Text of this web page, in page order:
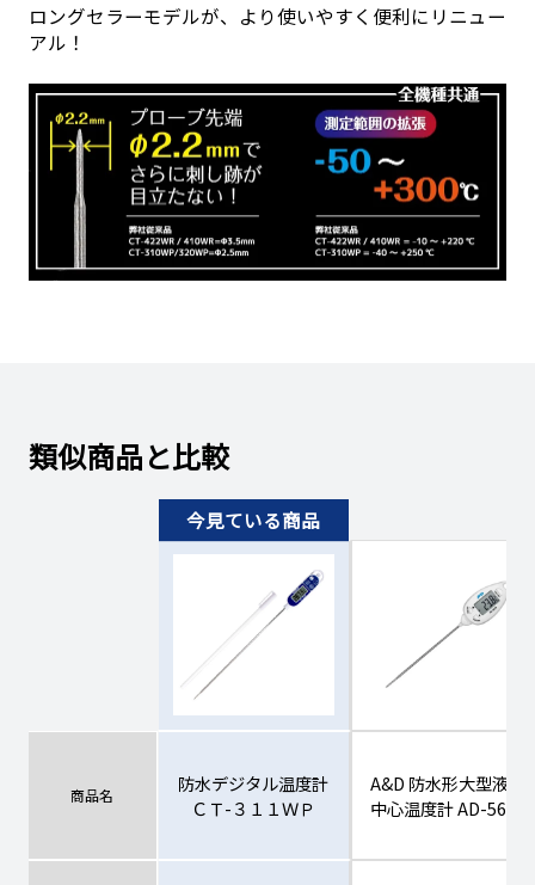
ロングセラーモデルが、より使いやすく便利にリニュー
アル！
類似商品と比較
商品名
防水デジタル温度計
ＣＴ-３１１ＷＰ
A&D 防水形大型液晶
中心温度計 AD-5629